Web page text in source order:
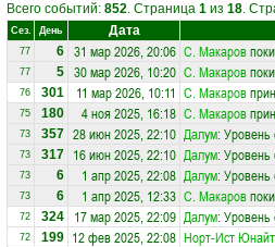
Всего событий: 852. Страница 1 из 18.
Сез. День Дата
77 6 31 мар 2026, 20:06 С. Макаров
77 5 30 мар 2026, 10:20 С. Макаров
76 301 11 мар 2026, 10:11 С. Макаров
75 180 4 ноя 2025, 16:18 С. Макаров
73 357 28 июн 2025, 22:10 Далум: Уровень
73 317 16 июн 2025, 22:10 Далум: Уровень
73 6 1 апр 2025, 22:08 Далум: Уровень
73 6 1 апр 2025, 12:33 С. Макаров
72 324 17 мар 2025, 22:09 Далум: Уровень
72 199 12 фев 2025, 22:08 Норт-Ист